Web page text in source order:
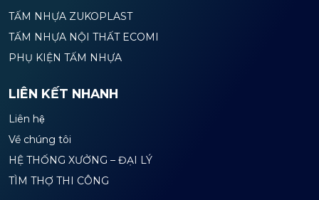
TẤM NHỰA ZUKOPLAST
TẤM NHỰA NỘI THẤT ECOMI
PHỤ KIỆN TẤM NHỰA
LIÊN KẾT NHANH
Liên hệ
Về chúng tôi
HỆ THỐNG XƯỞNG – ĐẠI LÝ
TÌM THỢ THI CÔNG